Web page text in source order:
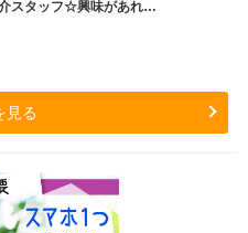
スタッフ☆興味があれ…
見る